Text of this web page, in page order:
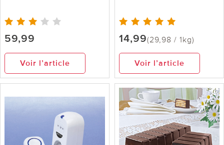
59,99
Voir l’article
14,99(29,98 / 1kg)
Voir l’article